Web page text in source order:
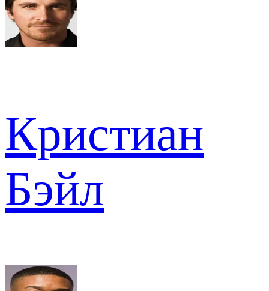
Кристиан
Бэйл